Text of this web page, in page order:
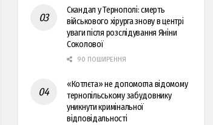
Скандал у Тернополі: смерть
військового хірурга знову в центрі
уваги після розслідування Яніни
Соколової
90 ПОШИРЕННЯ
«Котлєта» не допомогла відомому
тернопільському забудовнику
уникнути кримінальної
відповідальності